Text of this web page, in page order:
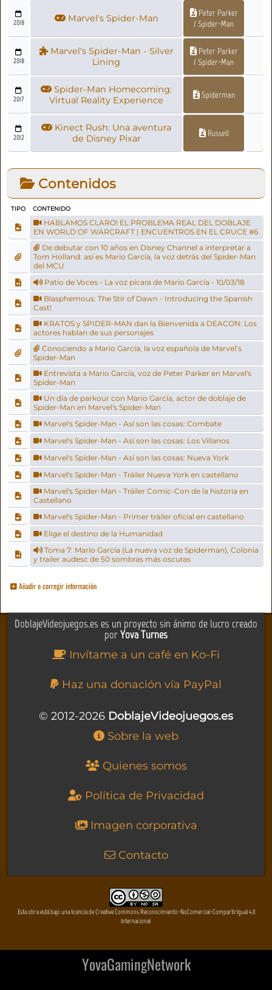
2018 Marvel's Spider-Man
Peter Parker
/ Spider-Man
2018
Marvel's Spider-Man - Silver
Lining
Peter Parker
/ Spider-Man
2017
Spider-Man Homecoming:
Virtual Reality Experience
Spiderman
2012
Kinect Rush: Una aventura
de Disney Pixar
Russell
Contenidos
TIPO CONTENIDO
HABLAMOS CLARO! EL PROBLEMA REAL DEL DOBLAJE
EN WORLD OF WARCRAFT | ENCUENTROS EN EL CRUCE #6
De debutar con 10 años en Disney Channel a interpretar a
Tom Holland: así es Mario García, la voz detrás del Spider-Man
del MCU
Patio de Voces - La voz pícara de Mario García - 10/03/18
Blasphemous: The Stir of Dawn - Introducing the Spanish
Cast!
KRATOS y SPIDER-MAN dan la Bienvenida a DEACON: Los
actores hablan de sus personajes
Conociendo a Mario García, la voz española de Marvel’s
Spider-Man
Entrevista a Mario García, voz de Peter Parker en Marvel's
Spider-Man
Un día de parkour con Mario García, actor de doblaje de
Spider-Man en Marvel's Spider-Man
Marvel's Spider-Man - Así son las cosas: Combate
Marvel's Spider-Man - Así son las cosas: Los Villanos
Marvel's Spider-Man - Así son las cosas: Nueva York
Marvel's Spider-Man - Tráiler Nueva York en castellano
Marvel's Spider-Man - Tráiler Comic-Con de la historia en
Castellano
Marvel's Spider-Man - Primer tráiler oficial en castellano
Elige el destino de la Humanidad
Toma 7: Mario García (La nueva voz de Spiderman), Colonia
y trailer audesc de 50 sombras más oscuras
Añadir o corregir información
DoblajeVideojuegos.es es un proyecto sin ánimo de lucro creado
porYova Turnes
Invítame a un café en Ko-Fi
Haz una donación vía PayPal
© 2012-2026 DoblajeVideojuegos.es
Sobre la web
Quienes somos
Política de Privacidad
Imagen corporativa
Contacto
Esta obra está bajo una licencia de Creative Commons Reconocimiento-NoComercial-CompartirIgual 4.0
Internacional
YovaGamingNetwork